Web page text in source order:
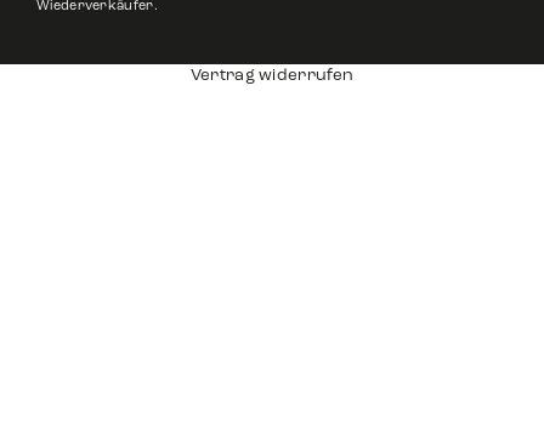
Wiederverkäufer.
Vertrag widerrufen